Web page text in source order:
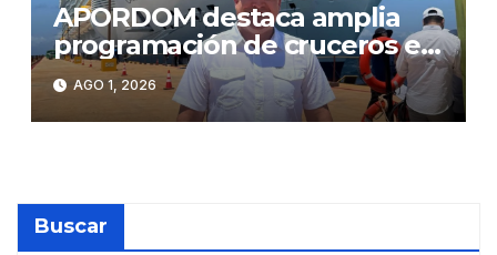
APORDOM destaca amplia
programación de cruceros en
Puerto Plata con 29 escalas
durante agosto
AGO 1, 2026
Buscar